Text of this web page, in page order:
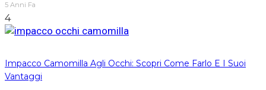
5 Anni Fa
4
Impacco Camomilla Agli Occhi: Scopri Come Farlo E I Suoi
Vantaggi